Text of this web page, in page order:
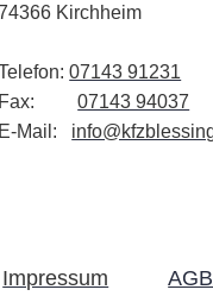
Kirchheim
07143 91231
Fax:07143 94037
E-Mail:
Impressum